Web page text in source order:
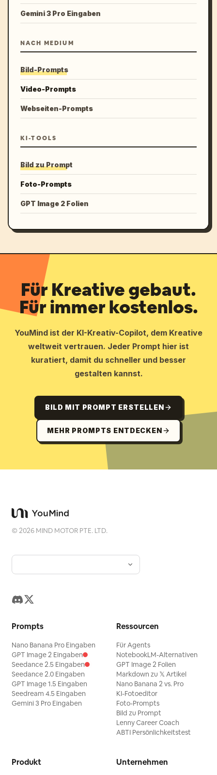
Gemini 3 Pro Eingaben
NACH MEDIUM
Bild-Prompts
Video-Prompts
Webseiten-Prompts
KI-TOOLS
Bild zu Prompt
Foto-Prompts
GPT Image 2 Folien
Für Kreative gebaut.
Für immer kostenlos.
YouMind ist der KI-Kreativ-Copilot, dem Kreative
weltweit vertrauen. Jeder Prompt hier ist
kuratiert, damit du schneller und besser
gestalten kannst.
BILD MIT PROMPT ERSTELLEN
MEHR PROMPTS ENTDECKEN
©2026 MIND MOTOR PTE. LTD.
Prompts
Nano Banana Pro Eingaben
GPT Image 2 Eingaben
Seedance 2.5 Eingaben
Seedance 2.0 Eingaben
GPT Image 1.5 Eingaben
Seedream 4.5 Eingaben
Gemini 3 Pro Eingaben
Ressourcen
Für Agents
NotebookLM-Alternativen
GPT Image 2 Folien
Markdown zu 𝕏 Artikel
Nano Banana 2 vs. Pro
KI-Fotoeditor
Foto-Prompts
Bild zu Prompt
Lenny Career Coach
ABTI Persönlichkeitstest
Produkt Unternehmen